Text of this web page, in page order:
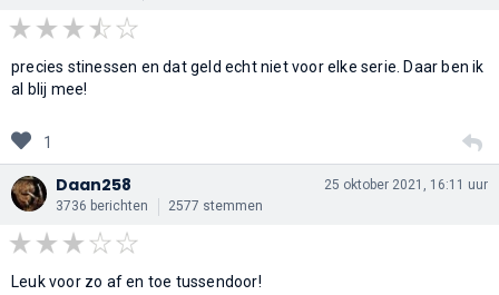
precies stinessen en dat geld echt niet voor elke serie. Daar ben ik
al blij mee!
1
Daan258
3736 berichten 2577 stemmen
25 oktober 2021, 16:11 uur
Leuk voor zo af en toe tussendoor!